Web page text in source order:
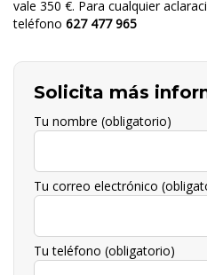
vale 350 €. Para cualquier
teléfono 627 477 965
Solicita más
Tu nombre (obligatorio)
Tu correo electrónico
Tu teléfono (obligatorio)